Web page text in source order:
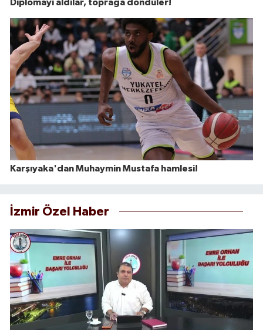
Diplomayı aldılar, toprağa döndüler!
Karşıyaka'dan Muhaymin Mustafa hamlesi!
İzmir Özel Haber